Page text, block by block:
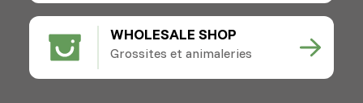
WHOLESALE SHOP
Grossites et animaleries